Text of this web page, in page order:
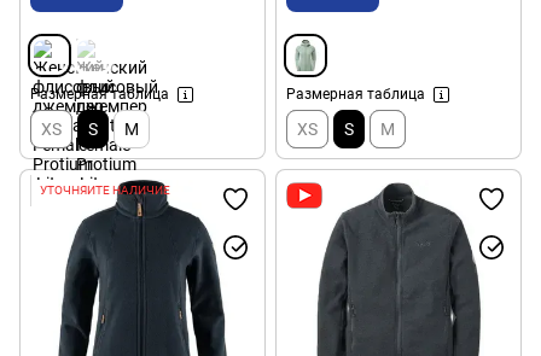
Размерная таблица
XS S M
Размерная таблица
XS S M
УТОЧНЯЙТЕ НАЛИЧИЕ